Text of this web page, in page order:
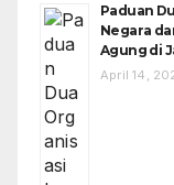
Paduan
Negara
Agung di
April 14,